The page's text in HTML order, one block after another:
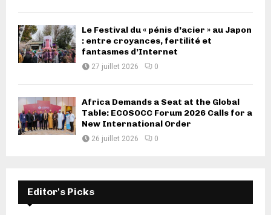
Le Festival du « pénis d’acier » au Japon
: entre croyances, fertilité et
fantasmes d’Internet
27 juillet 2026 0
Africa Demands a Seat at the Global
Table: ECOSOCC Forum 2026 Calls for a
New International Order
26 juillet 2026 0
Editor's Picks